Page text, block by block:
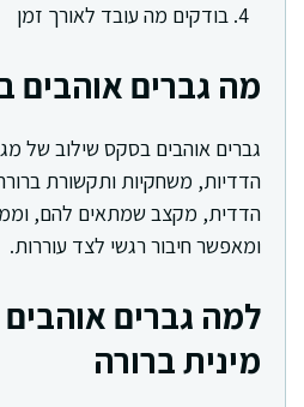
בודקים מה עובד לאורך זמן
מה גברים אוהבים
גברים אוהבים בסקס שילוב של
הדדיות, משחקיות ותקשורת
הדדית, מקצב שמתאים להם,
ומאפשר חיבור רגשי לצד עוררות.
למה גברים
מינית ברורה